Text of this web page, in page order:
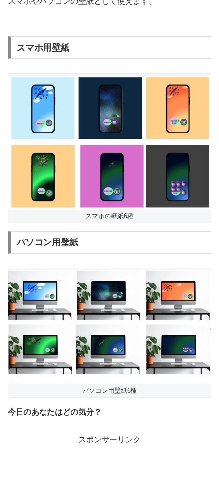
スマホ用壁紙
スマホの壁紙6種
パソコン用壁紙
パソコン用壁紙6種
今日のあなたはどの気分？
スポンサーリンク